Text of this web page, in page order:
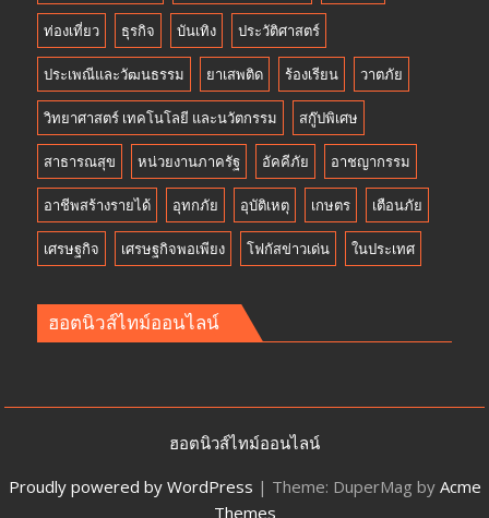
ท่องเที่ยว ธุรกิจ บันเทิง ประวัติศาสตร์
ประเพณีและวัฒนธรรม ยาเสพติด ร้องเรียน วาตภัย
วิทยาศาสตร์ เทคโนโลยี และนวัตกรรม สกู๊ปพิเศษ
สาธารณสุข หน่วยงานภาครัฐ อัคคีภัย อาชญากรรม
อาชีพสร้างรายได้ อุทกภัย อุบัติเหตุ เกษตร เตือนภัย
เศรษฐกิจ เศรษฐกิจพอเพียง โฟกัสข่าวเด่น ในประเทศ
ฮอตนิวส์ไทม์ออนไลน์
ฮอตนิวส์ไทม์ออนไลน์
Proudly powered by WordPress | Theme: DuperMag by Acme
Themes